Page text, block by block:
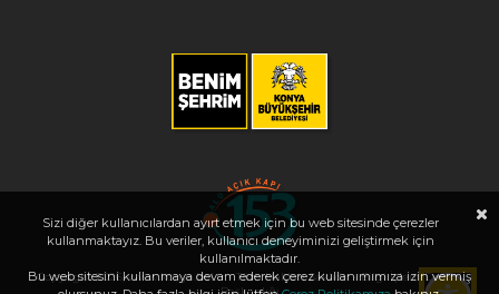
Copyright 2026, www.konya.bel.tr - Tüm Hakları Saklıdır - Bilgi İşlem Dairesi
Sizi diğer kullanıcılardan ayırt etmek için bu web sitesinde çerezler
kullanmaktayız. Bu veriler, kullanıcı deneyiminizi geliştirmek için
kullanılmaktadır.
Bu web sitesini kullanmaya devam ederek çerez kullanımımıza izin vermiş